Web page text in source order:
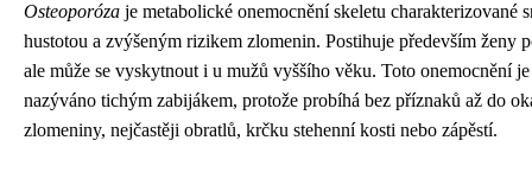
Osteoporóza je metabolické onemocnění skeletu charakterizované
hustotou a zvýšeným rizikem zlomenin. Postihuje především ženy
ale může se vyskytnout i u mužů vyššího věku. Toto onemocnění je
nazýváno tichým zabijákem, protože probíhá bez příznaků až do
zlomeniny, nejčastěji obratlů, krčku stehenní kosti nebo zápěstí.